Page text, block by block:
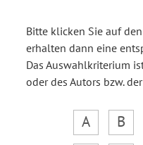
Bitte klicken Sie auf
erhalten dann eine
Das Auswahlkriterium
oder des Autors bzw.
A B